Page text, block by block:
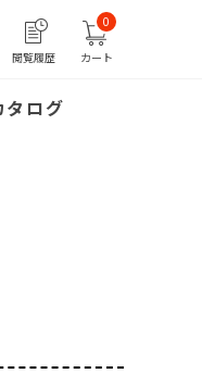
閲覧履歴 カート
0
タログ